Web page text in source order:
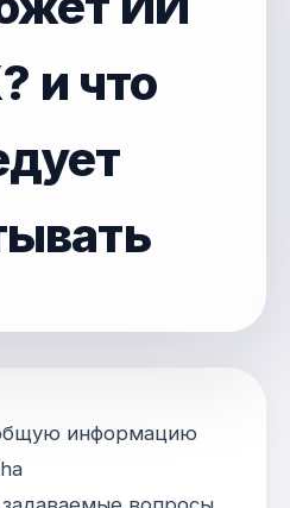
и что
информацию